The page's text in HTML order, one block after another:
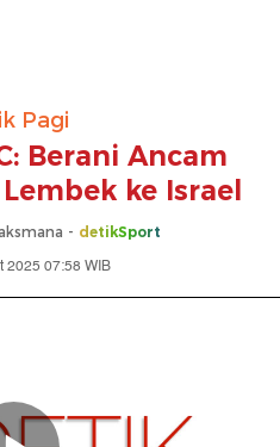
Pagi
Berani Ancam
ke Israel
- detikSport
2025 07:58 WIB